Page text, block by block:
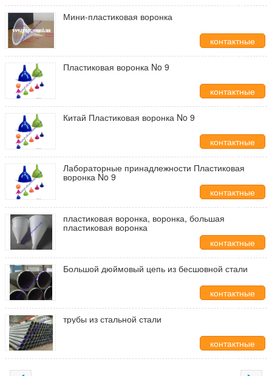
данные
Мини-пластиковая воронка
контактные
данные
Пластиковая воронка No 9
контактные
данные
Китай Пластиковая воронка No 9
контактные
данные
Лабораторные принадлежности Пластиковая
воронка No 9
контактные
данные
пластиковая воронка, воронка, большая
пластиковая воронка
контактные
данные
Большой дюймовый цепь из бесшовной стали
контактные
данные
трубы из стальной стали
контактные
данные